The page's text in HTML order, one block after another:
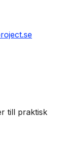
till praktisk